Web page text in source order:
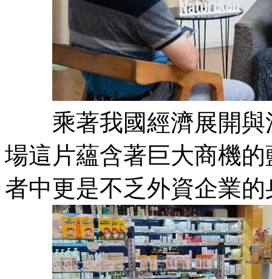
乘著我國經濟展開與
場這片蘊含著巨大商機
者中更是不乏外資企業的